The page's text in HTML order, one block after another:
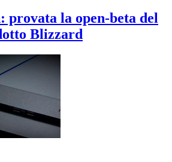
provata la open-beta del
Blizzard